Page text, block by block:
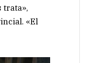
trata»,
«El